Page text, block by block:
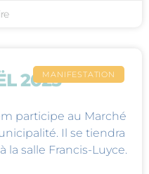
MANIFESTATION
2025
participe au Marché
Il se tiendra
la salle Francis-Luyce.